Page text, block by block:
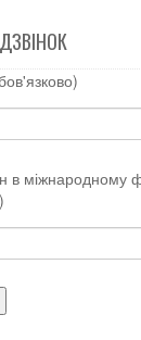
в міжнародному